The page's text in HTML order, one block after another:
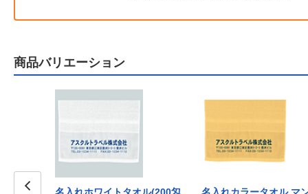
商品バリエーション